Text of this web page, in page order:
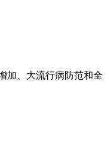
加、大流行病防范和全